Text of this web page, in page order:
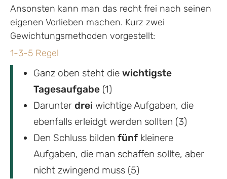
Ansonsten kann man das recht frei nach seinen
eigenen Vorlieben machen. Kurz zwei
Gewichtungsmethoden vorgestellt:
1-3-5 Regel
Ganz oben steht die wichtigste
Tagesaufgabe (1)
Darunter drei wichtige Aufgaben, die
ebenfalls erleidgt werden sollten (3)
Den Schluss bilden fünf kleinere
Aufgaben, die man schaffen sollte, aber
nicht zwingend muss (5)